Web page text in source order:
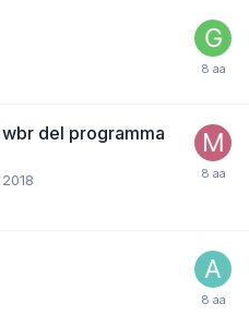
del programma